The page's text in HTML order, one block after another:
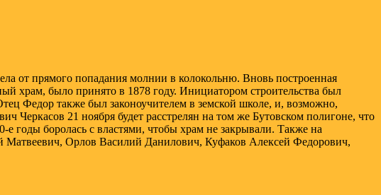
от прямого попадания молнии в колокольню. Вновь построенная
храм, было принято в 1878 году. Инициатором строительства был
Федор также был законоучителем в земской школе, и, возможно,
21 ноября будет расстрелян на том же Бутовском полигоне, что
годы боролась с властями, чтобы храм не закрывали. Также на
Орлов Василий Данилович, Куфаков Алексей Федорович,